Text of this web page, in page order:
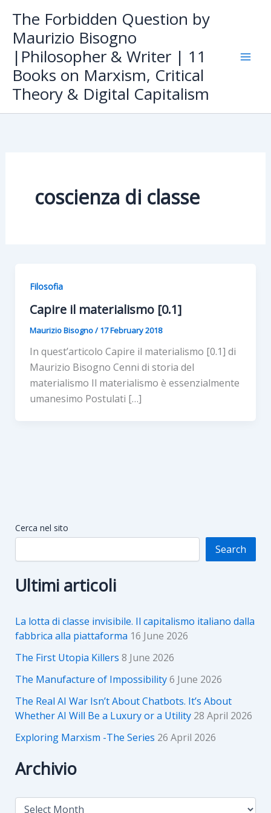
content
The Forbidden Question by
Maurizio Bisogno
|Philosopher & Writer | 11
Books on Marxism, Critical
Theory & Digital Capitalism
coscienza di classe
Filosofia
Capire il materialismo [0.1]
Maurizio Bisogno/17 February 2018
In quest’articolo Capire il materialismo [0.1] di
Maurizio Bisogno Cenni di storia del
materialismo Il materialismo è essenzialmente
umanesimo Postulati […]
Cerca nel sito
Search
Ultimi articoli
La lotta di classe invisibile. Il capitalismo italiano dalla
fabbrica alla piattaforma 16 June 2026
The First Utopia Killers 8 June 2026
The Manufacture of Impossibility6 June 2026
The Real AI War Isn’t About Chatbots. It’s About
Whether AI Will Be a Luxury or a Utility 28 April 2026
Exploring Marxism -The Series 26 April 2026
Archivio
A